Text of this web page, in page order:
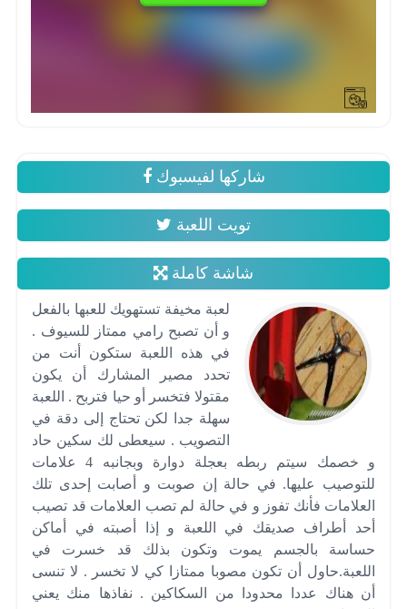
شاركها لفيسبوك
تويت اللعبة
شاشة كاملة
لعبة مخيفة تستهويك للعبها بالفعل
و أن تصبح رامي ممتاز للسيوف .
في هذه اللعبة ستكون أنت من
تحدد مصير المشارك أن يكون
مقتولا فتخسر أو حيا فتربح . اللعبة
سهلة جدا لكن تحتاج إلى دقة في
التصويب . سيعطى لك سكين حاد
و خصمك سيتم ربطه بعجلة دوارة وبجانبه 4 علامات
للتوصيب عليها. في حالة إن صوبت و أصابت إحدى تلك
العلامات فأنك تفوز و في حالة لم تصب العلامات قد تصيب
أحد أطراف صديقك في اللعبة و إذا أصبته في أماكن
حساسة بالجسم يموت وتكون بذلك قد خسرت في
اللعبة.حاول أن تكون مصوبا ممتازا كي لا تخسر . لا تنسى
أن هناك عددا محدودا من السكاكين . نفاذها منك يعني